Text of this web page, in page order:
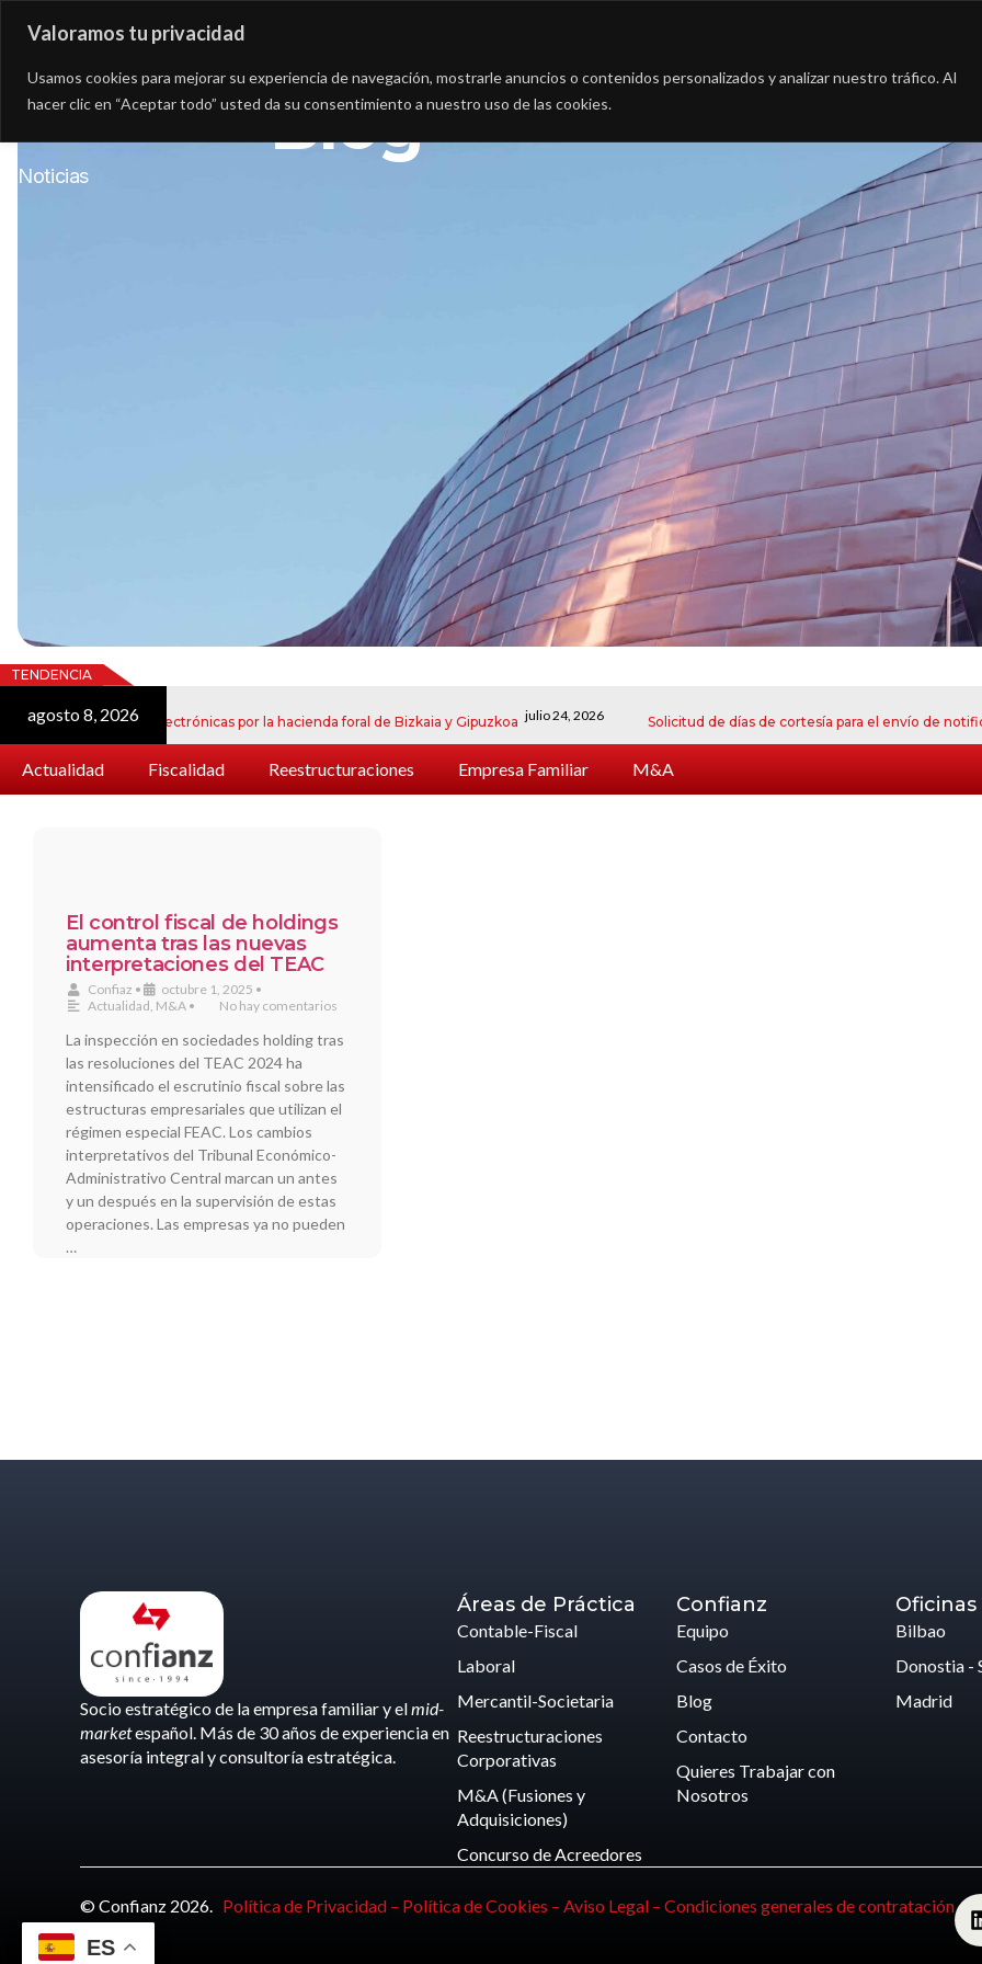
Valoramos tu privacidad
Usamos cookies para mejorar su experiencia de navegación, mostrarle anuncios o contenidos personalizados y analizar nuestro tráfico. Al
hacer clic en “Aceptar todo” usted da su consentimiento a nuestro uso de las cookies.
Blog
Noticias
TENDENCIA
agosto 8, 2026electrónicas por la hacienda foral de Bizkaia y Gipuzkoa julio 24, 2026 Solicitud de días de cortesía para el envío de
Actualidad Fiscalidad Reestructuraciones Empresa Familiar M&A
El control fiscal de holdings
aumenta tras las nuevas
interpretaciones del TEAC
Confiaz • octubre 1, 2025 •
Actualidad M&A • No hay comentarios
La inspección en sociedades holding tras
las resoluciones del TEAC 2024 ha
intensificado el escrutinio fiscal sobre las
estructuras empresariales que utilizan el
régimen especial FEAC. Los cambios
interpretativos del Tribunal Económico-
Administrativo Central marcan un antes
y un después en la supervisión de estas
operaciones. Las empresas ya no pueden
…
Socio estratégico de la empresa familiar y elmid-
marketespañol. Más de 30 años de experiencia en
asesoría integral y consultoría estratégica.
Áreas de Práctica
Contable-Fiscal
Laboral
Mercantil-Societaria
Reestructuraciones
Corporativas
M&A (Fusiones y
Adquisiciones)
Concurso de Acreedores
Confianz
Equipo
Casos de Éxito
Blog
Contacto
Quieres Trabajar con
Nosotros
Oficinas
Bilbao
Donostia -
Madrid
© Confianz 2026. Política de Privacidad – Política de Cookies – Aviso Legal – Condiciones generales de contratación
ES